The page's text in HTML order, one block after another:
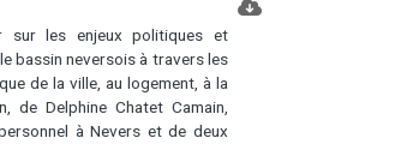
sur les enjeux politiques et
bassin neversois à travers les
de la ville, au logement, à la
de Delphine Chatet Camain,
à Nevers et de deux